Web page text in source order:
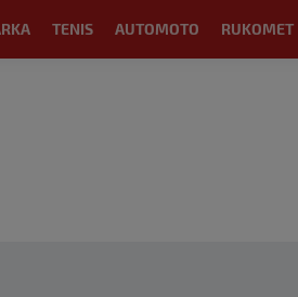
TENIS AUTOMOTO RUKOMET